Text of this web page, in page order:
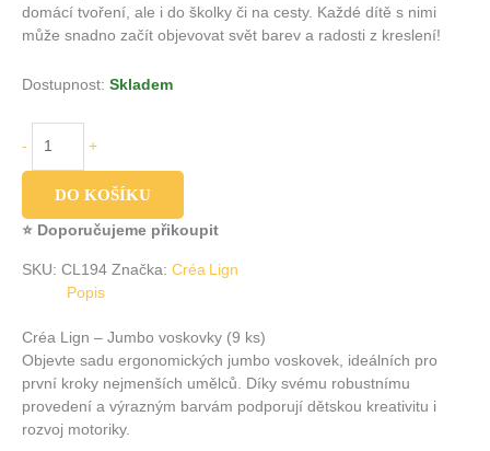
domácí tvoření, ale i do školky či na cesty. Každé dítě s nimi
může snadno začít objevovat svět barev a radosti z kreslení!
Dostupnost: Skladem
- +
DO KOŠÍKU
⭐ Doporučujeme přikoupit
SKU: CL194 Značka: Créa Lign
Popis
Créa Lign – Jumbo voskovky (9 ks)
Objevte sadu ergonomických jumbo voskovek, ideálních pro
první kroky nejmenších umělců. Díky svému robustnímu
provedení a výrazným barvám podporují dětskou kreativitu i
rozvoj motoriky.